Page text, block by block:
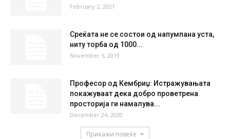
February 2, 2021
Среќата не се состои од напумпана уста,
ниту торба од 1000...
November 5, 2019
Професор од Кембриџ: Истражувањата
покажуваат дека добро проветрена
просторија ги намалува...
December 24, 2020
Прикажи повеќе